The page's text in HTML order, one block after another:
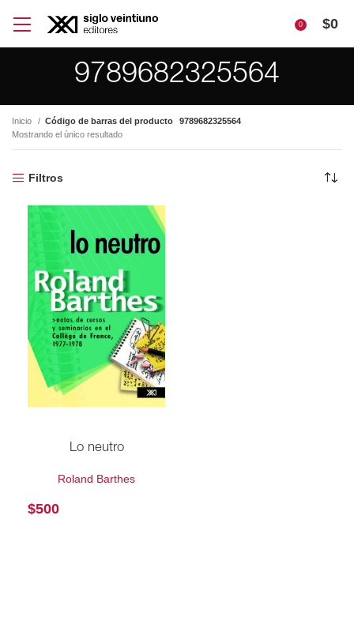
0 $0
9789682325564
Inicio Código de barras del producto
9789682325564
Mostrando el único resultado
Filtros
Lo neutro
Roland Barthes
$500